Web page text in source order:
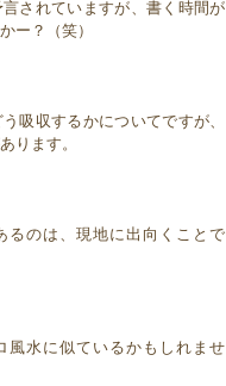
されていますが、書く時間が
ー？（笑）
吸収するかについてですが、
ります。
るのは、現地に出向くことで
風水に似ているかもしれませ